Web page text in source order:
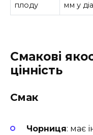
плоду
мм у
Смакові
цінність
Смак
Чорниця: має